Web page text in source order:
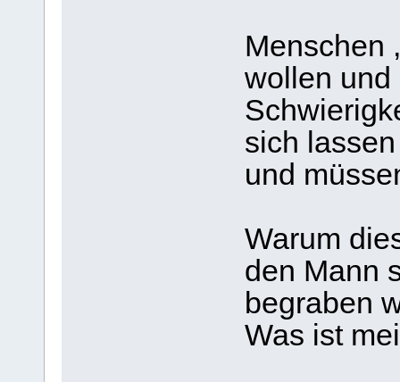
Menschen
wollen und
sich
und
Warum
den Mann
begraben
Was ist